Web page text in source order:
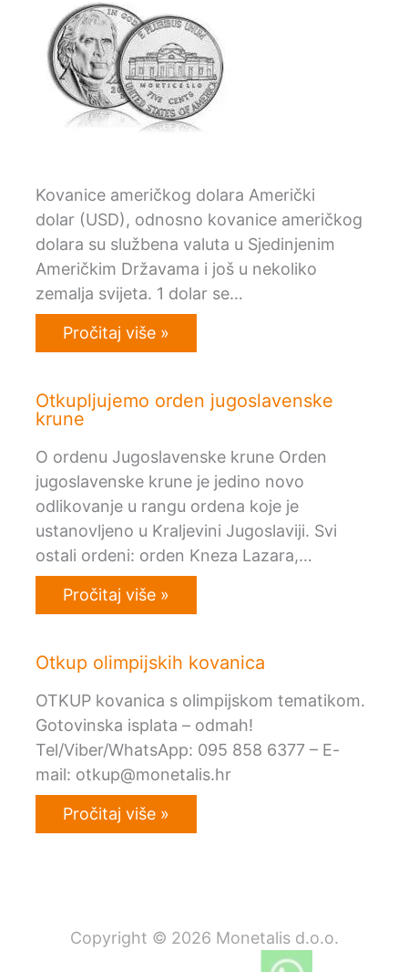
Kovanice američkog dolara Američki
dolar (USD), odnosno kovanice američkog
dolara su službena valuta u Sjedinjenim
Američkim Državama i još u nekoliko
zemalja svijeta. 1 dolar se…
Pročitaj više »
Otkupljujemo orden jugoslavenske
krune
O ordenu Jugoslavenske krune Orden
jugoslavenske krune je jedino novo
odlikovanje u rangu ordena koje je
ustanovljeno u Kraljevini Jugoslaviji. Svi
ostali ordeni: orden Kneza Lazara,…
Pročitaj više »
Otkup olimpijskih kovanica
OTKUP kovanica s olimpijskom tematikom.
Gotovinska isplata – odmah!
Tel/Viber/WhatsApp: 095 858 6377 – E-
mail: otkup@monetalis.hr
Pročitaj više »
Copyright © 2026 Monetalis d.o.o.